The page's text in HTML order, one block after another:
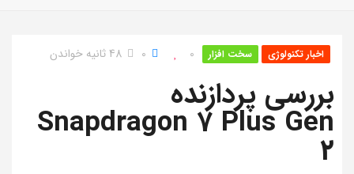
اخبار تکنولوژی سخت افزار 0
0 48 ثانیه خواندن
بررسی پردازنده
Snapdragon 7 Plus Gen
2